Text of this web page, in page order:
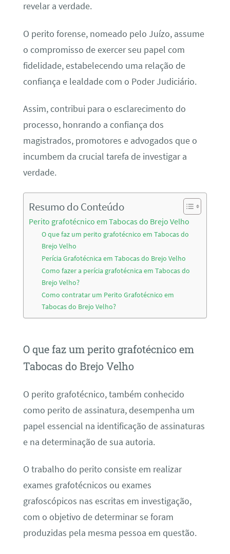
revelar a verdade.
O perito forense, nomeado pelo Juízo, assume
o compromisso de exercer seu papel com
fidelidade, estabelecendo uma relação de
confiança e lealdade com o Poder Judiciário.
Assim, contribui para o esclarecimento do
processo, honrando a confiança dos
magistrados, promotores e advogados que o
incumbem da crucial tarefa de investigar a
verdade.
Resumo do Conteúdo
Perito grafotécnico em Tabocas do Brejo Velho
O que faz um perito grafotécnico em Tabocas do
Brejo Velho
Perícia Grafotécnica em Tabocas do Brejo Velho
Como fazer a perícia grafotécnica em Tabocas do
Brejo Velho?
Como contratar um Perito Grafotécnico em
Tabocas do Brejo Velho?
O que faz um perito grafotécnico em
Tabocas do Brejo Velho
O perito grafotécnico, também conhecido
como perito de assinatura, desempenha um
papel essencial na identificação de assinaturas
e na determinação de sua autoria.
O trabalho do perito consiste em realizar
exames grafotécnicos ou exames
grafoscópicos nas escritas em investigação,
com o objetivo de determinar se foram
produzidas pela mesma pessoa em questão.